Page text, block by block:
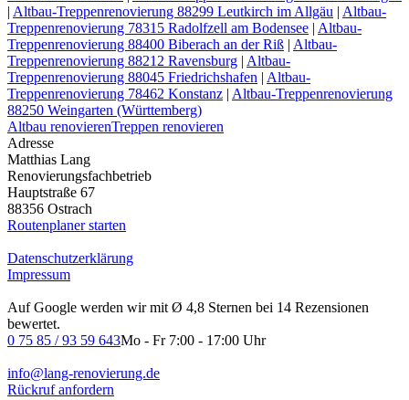
| Altbau-Treppenrenovierung 88299 Leutkirch im Allgäu | Altbau-
Treppenrenovierung 78315 Radolfzell am Bodensee | Altbau-
Treppenrenovierung 88400 Biberach an der Riß | Altbau-
Treppenrenovierung 88212 Ravensburg | Altbau-
Treppenrenovierung 88045 Friedrichshafen | Altbau-
Treppenrenovierung 78462 Konstanz | Altbau-Treppenrenovierung
88250 Weingarten (Württemberg)
Altbau renovierenTreppen renovieren
Adresse
Matthias Lang
Renovierungsfachbetrieb
Hauptstraße 67
88356 Ostrach
Routenplaner starten
Datenschutzerklärung
Impressum
Auf Google werden wir mit Ø 4,8 Sternen bei 14 Rezensionen
bewertet.
0 75 85 / 93 59 643Mo - Fr 7:00 - 17:00 Uhr
info@lang-renovierung.de
Rückruf anfordern